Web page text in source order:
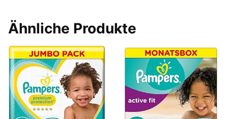
Ähnliche Produkte